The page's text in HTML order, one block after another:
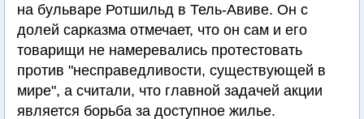
на бульваре Ротшильд в Тель-Авиве. Он с
долей сарказма отмечает, что он сам и его
товарищи не намеревались протестовать
против "несправедливости, существующей в
мире", а считали, что главной задачей акции
является борьба за доступное жилье.